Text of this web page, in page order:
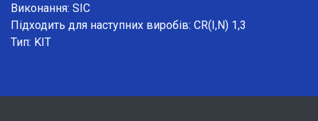
Виконання: SIC
Підходить для наступних виробів: CR(I,N) 1,3
Тип: KIT